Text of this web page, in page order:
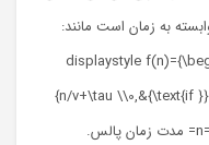
به زمان است مانند: